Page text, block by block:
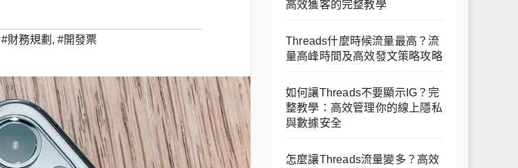
#財務規劃 , #開發票
高效獲客的完整教學
Threads什麼時候流量最高？流
量高峰時間及高效發文策略攻略
如何讓Threads不要顯示IG？完
整教學：高效管理你的線上隱私
與數據安全
怎麼讓Threads流量變多？高效